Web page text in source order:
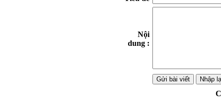
Nội
dung :